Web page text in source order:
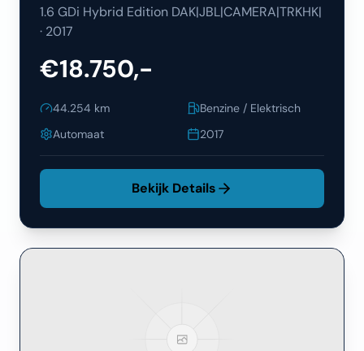
1.6 GDi Hybrid Edition DAK|JBL|CAMERA|TRKHK|
· 2017
€18.750,-
44.254 km
Benzine / Elektrisch
Automaat
2017
Bekijk Details